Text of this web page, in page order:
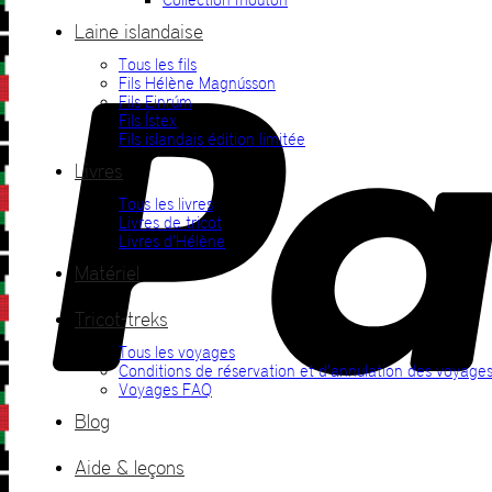
Laine islandaise
Tous les fils
Fils Hélène Magnússon
Fils Einrúm
Fils Ístex
Fils islandais édition limitée
Livres
Tous les livres
Livres de tricot
Livres d’Hélène
Matériel
Tricot-treks
Tous les voyages
Conditions de réservation et d’annulation des voyages
Voyages FAQ
Blog
Aide & leçons